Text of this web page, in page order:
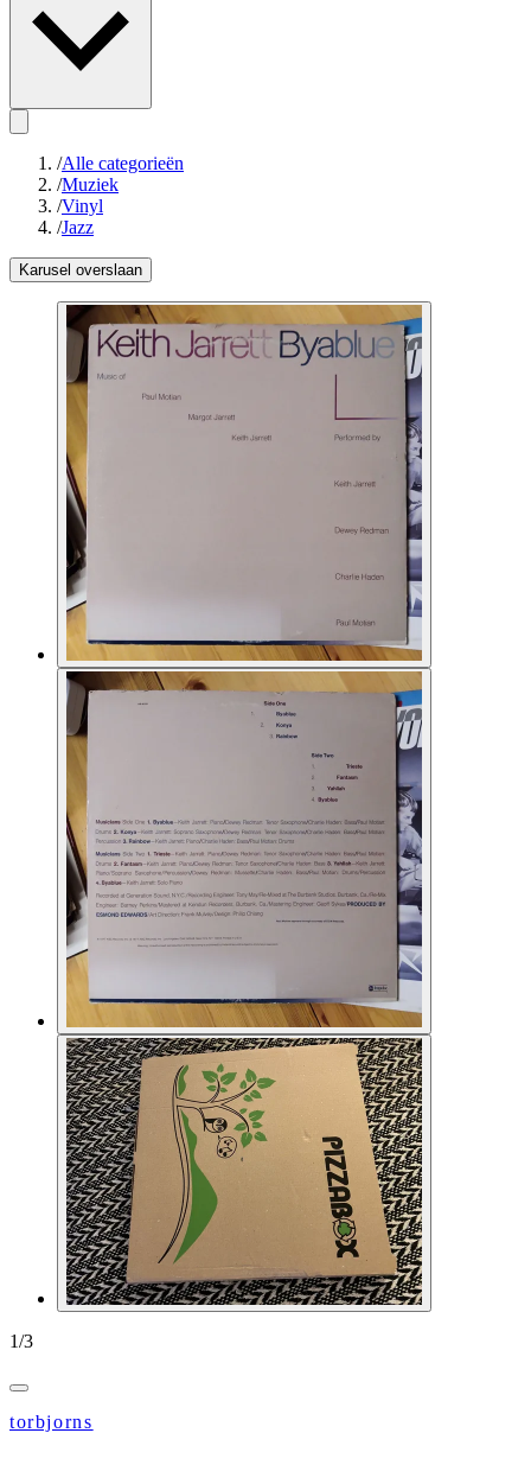
/Alle categorieën
/Muziek
/Vinyl
/Jazz
Karusel overslaan
1/3
torbjorns